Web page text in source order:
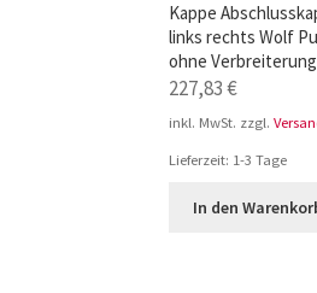
Kappe
links rechts Wolf
ohne
227,83€
inkl. MwSt. zzgl.
Lieferzeit: 1-3 Tage
In den